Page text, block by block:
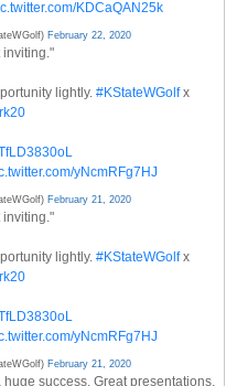
KDCaQAN25k
February 22, 2020
inviting."
lightly. #KStateWGolfx
yNcmRFg7HJ
February 21, 2020
inviting."
lightly. #KStateWGolfx
yNcmRFg7HJ
February 21, 2020
success. Great presentations,